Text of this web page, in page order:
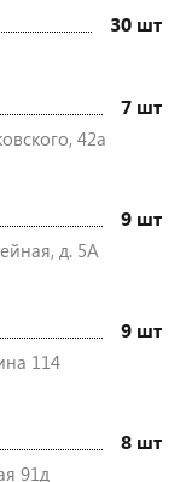
30 шт
7 шт
42а
9 шт
д. 5А
9 шт
114
8 шт
91д